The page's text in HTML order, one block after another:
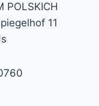
POLSKICH
11